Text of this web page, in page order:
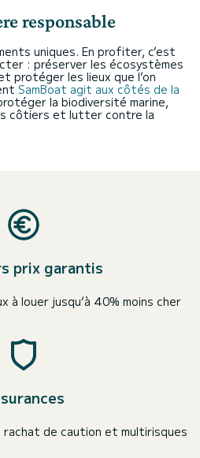
responsable
uniques. En profiter, c’est
: préserver les écosystèmes
protéger les lieux que l’on
SamBoat agit aux côtés de la
la biodiversité marine,
côtiers et lutter contre la
prix garantis
à louer jusqu’à 40% moins cher
rachat de caution et multirisques